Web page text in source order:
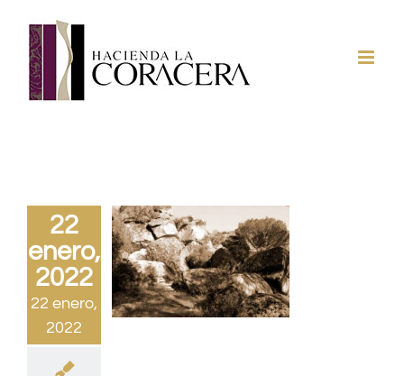
contenido
22
enero,
2022
22 enero,
2022